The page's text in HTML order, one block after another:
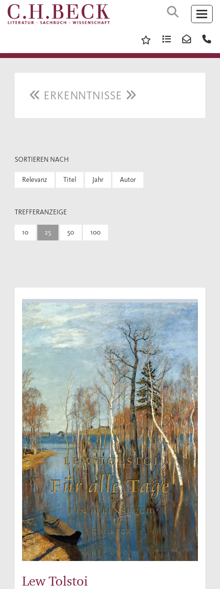
ERKENNTNISSE
SORTIEREN NACH
Relevanz Titel Jahr Autor
TREFFERANZEIGE
10 25 50 100
Lew Tolstoi